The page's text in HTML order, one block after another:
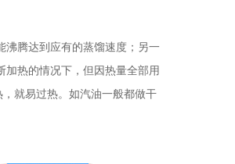
腾达到应有的蒸馏速度；另一
热的情况下，但因热量全部用
就易过热。如汽油一般都做干